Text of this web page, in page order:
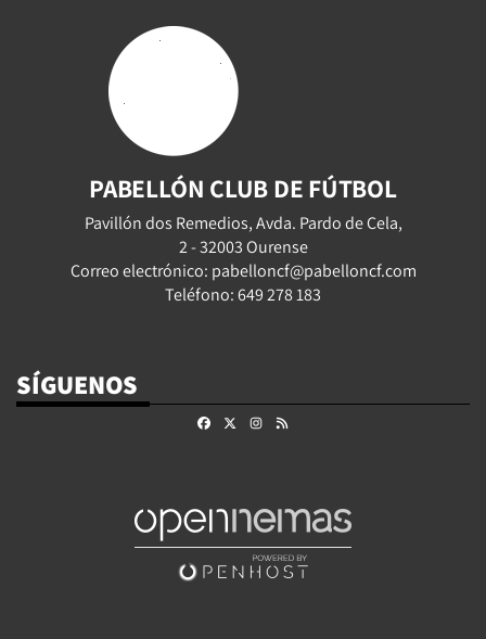
PABELLÓN CLUB DE FÚTBOL
Pavillón dos Remedios, Avda. Pardo de Cela,
2 - 32003 Ourense
Correo electrónico: pabelloncf@pabelloncf.com
Teléfono: 649 278 183
SÍGUENOS
FacebookInstagram